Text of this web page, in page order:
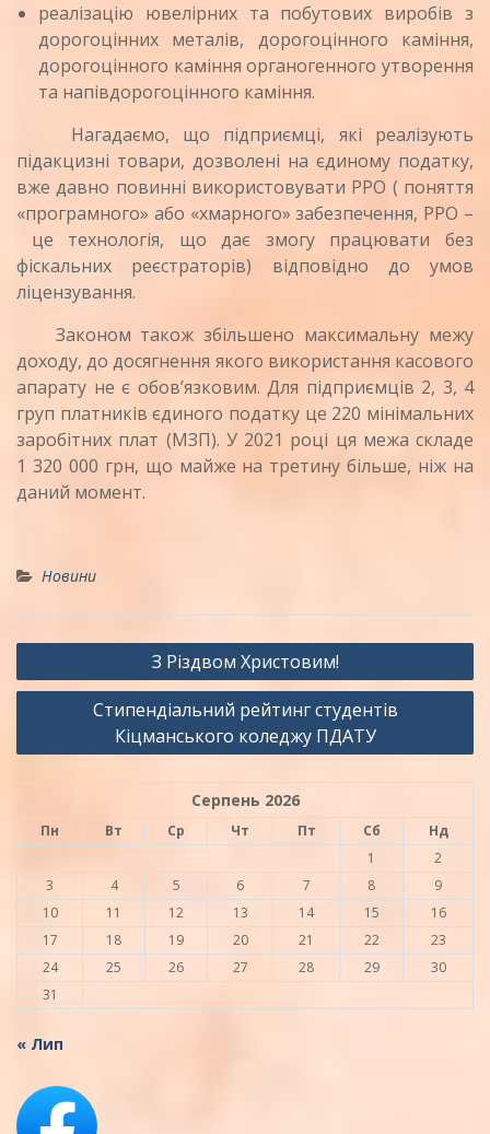
реалізацію ювелірних та побутових виробів з
дорогоцінних металів, дорогоцінного каміння,
дорогоцінного каміння органогенного утворення
та напівдорогоцінного каміння.
Нагадаємо, що підприємці, які реалізують
підакцизні товари, дозволені на єдиному податку,
вже давно повинні використовувати РРО ( поняття
«програмного» або «хмарного» забезпечення, РРО –
це технологія, що дає змогу працювати без
фіскальних реєстраторів) відповідно до умов
ліцензування.
Законом також збільшено максимальну межу
доходу, до досягнення якого використання касового
апарату не є обов’язковим. Для підприємців 2, 3, 4
груп платників єдиного податку це 220 мінімальних
заробітних плат (МЗП). У 2021 році ця межа складе
1 320 000 грн, що майже на третину більше, ніж на
даний момент.
Новини
Навігація
записів
З Різдвом Христовим!
Стипендіальний рейтинг студентів
Кіцманського коледжу ПДАТУ
Серпень 2026
Пн Вт Ср Чт Пт Сб
Нд
1
2
3
4 5 6 7 8
9
10
11 12 13 14 15
16
17
18 19 20 21 22
23
24
25 26 27 28 29
30
31
« Лип